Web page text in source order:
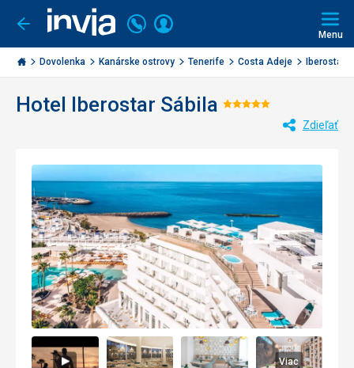
Ísť
späť
Invia.sk
Volajte
+421
2
3221
Prihlásiť
Menu
Dovolenka Kanárske ostrovy Tenerife Costa Adeje Iberostar
Hotel Iberostar Sábila Hodnotenie:
Zdieľať
Viac